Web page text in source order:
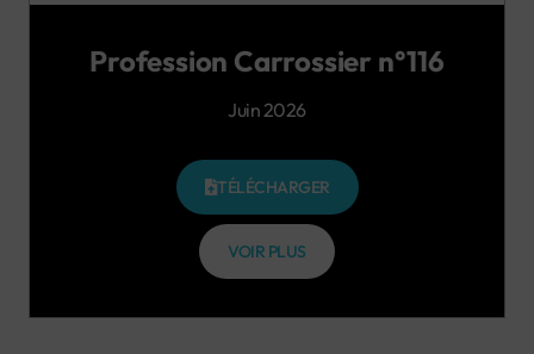
Profession Carrossier n°116
Juin 2026
TÉLÉCHARGER
VOIR PLUS